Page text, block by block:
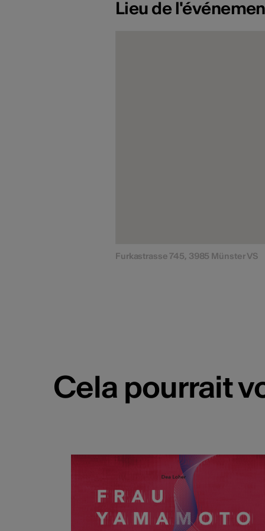
Lieu de
Furkastrasse 745, 3985 Münster VS
Cela pourrait